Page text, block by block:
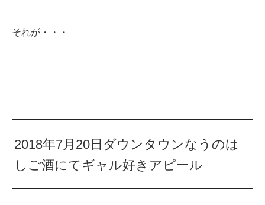
それが・・・
2018年7月20日ダウンタウンなうのは
しご酒にてギャル好きアピール